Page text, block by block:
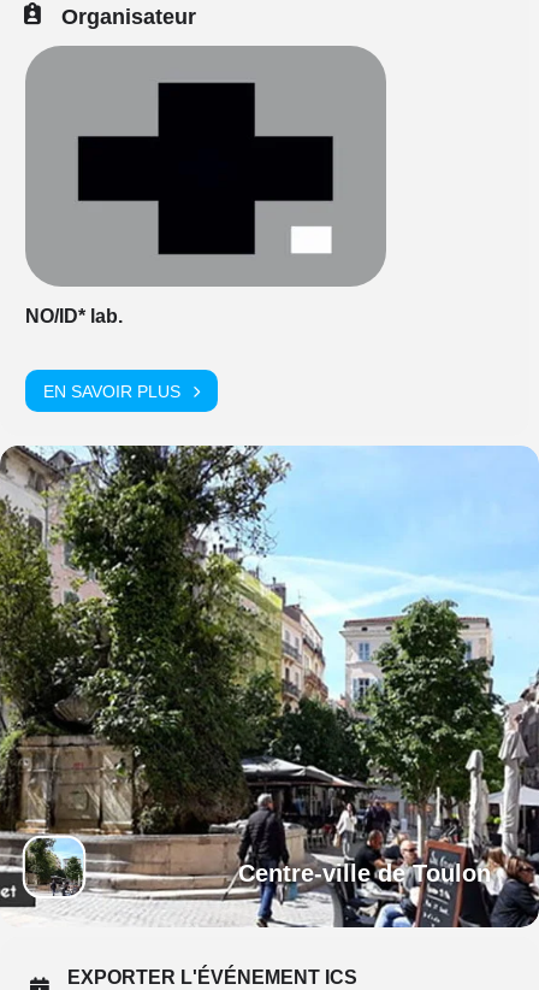
Organisateur
NO/ID* lab.
EN SAVOIR PLUS
Centre-ville de Toulon
EXPORTER L'ÉVÉNEMENT ICS